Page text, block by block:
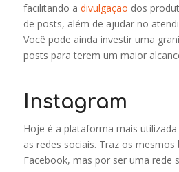
facilitando a divulgação dos
de posts, além de ajudar no
Você pode ainda investir uma
posts para terem um maior
Instagram
Hoje é a plataforma mais
as redes sociais. Traz os mesmos
Facebook, mas por ser uma rede